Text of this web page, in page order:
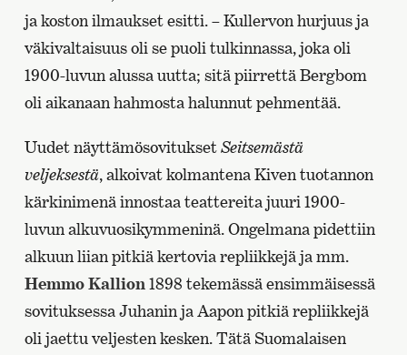
ja koston ilmaukset esitti. – Kullervon hurjuus ja
väkivaltaisuus oli se puoli tulkinnassa, joka oli
1900-luvun alussa uutta; sitä piirrettä Bergbom
oli aikanaan hahmosta halunnut pehmentää.
Uudet näyttämösovituksetSeitsemästä
veljeksestä, alkoivat kolmantena Kiven tuotannon
kärkinimenä innostaa teattereita juuri 1900-
luvun alkuvuosikymmeninä. Ongelmana pidettiin
alkuun liian pitkiä kertovia repliikkejä ja mm.
Hemmo Kallion1898 tekemässä ensimmäisessä
sovituksessa Juhanin ja Aapon pitkiä repliikkejä
oli jaettu veljesten kesken. Tätä Suomalaisen